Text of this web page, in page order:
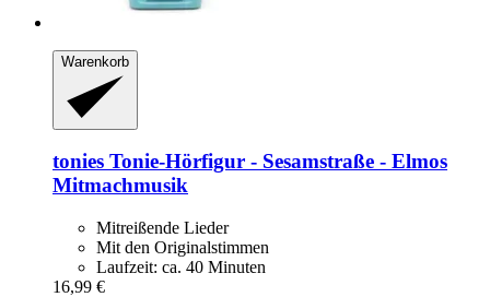
Warenkorb
tonies Tonie-​Hörfigur -​ Sesamstraße -​ Elmos
Mitmachmusik
Mitreißende Lieder
Mit den Originalstimmen
Laufzeit: ca. 40 Minuten
16,99 €